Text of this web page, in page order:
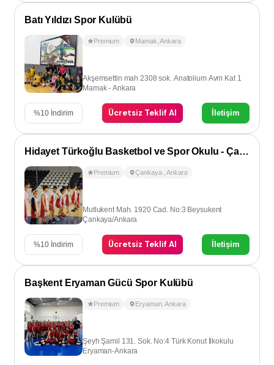
Batı Yıldızı Spor Kulübü
Premium Mamak ,Ankara
Akşemsettin mah 2308 sok. Anatolium Avm Kat 1
Mamak - Ankara
%10 İndirim Ücretsiz Teklif Al İletişim
Hidayet Türkoğlu Basketbol ve Spor Okulu - Çankaya
Premium Çankaya ,Ankara
Mutlukent Mah. 1920 Cad. No:3 Beysukent
Çankaya/Ankara
%10 İndirim Ücretsiz Teklif Al İletişim
Başkent Eryaman Gücü Spor Kulübü
Premium Eryaman,Ankara
Şeyh Şamil 131. Sok. No:4 Türk Konut İlkokulu
Eryaman-Ankara